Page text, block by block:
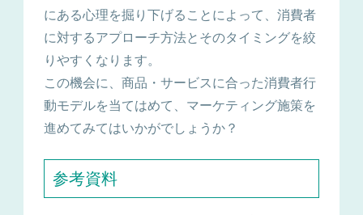
にある心理を掘り下げることによって、消費者
に対するアプローチ方法とそのタイミングを絞
りやすくなります。
この機会に、商品・サービスに合った消費者行
動モデルを当てはめて、マーケティング施策を
進めてみてはいかがでしょうか？
参考資料